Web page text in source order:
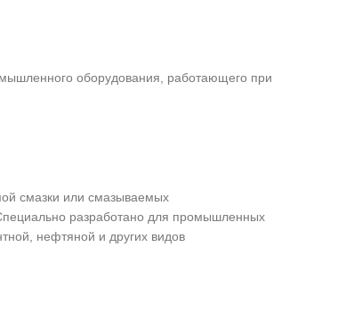
оборудования, работающего при
смазки или смазываемых
разработано для промышленных
нефтяной и других видов